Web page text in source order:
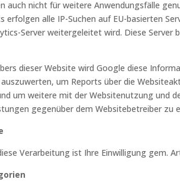
auch nicht für weitere Anwendungsfälle
erfolgen alle IP-Suchen auf EU-basierten
Server weitergeleitet wird. Diese Server
dieser Website wird Google diese
um Reports über die
um weitere mit der Websitenutzung und
gegenüber dem Websitebetreiber zu
Verarbeitung ist Ihre Einwilligung gem.